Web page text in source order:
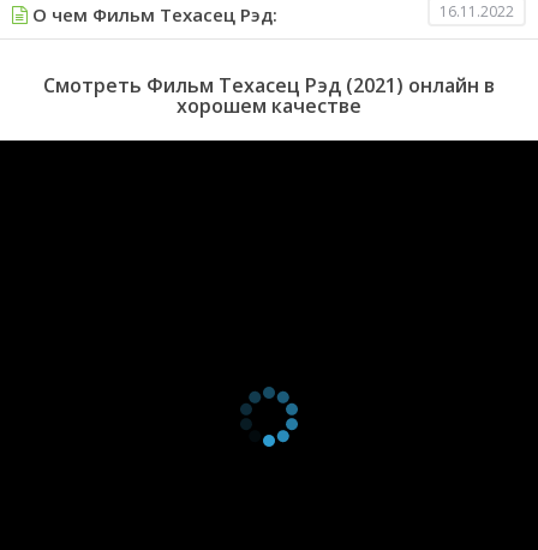
О чем Фильм Техасец Рэд: 16.11.2022
Смотреть Фильм Техасец Рэд (2021) онлайн в
хорошем качестве